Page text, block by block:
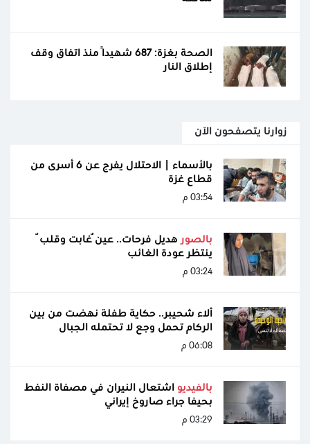
الصحة بغزة: 687 شهيدًا منذ اتفاق وقف
إطلاق النار
زوارنا يتصفحون الآن
بالأسماء | الاحتلال يفرج عن 6 أسرى من
قطاع غزة
03:54 م
بالصور هديل فرحات.. عينٌ غابت وقلبٌ
ينتظر عودة الغائب
03:24 م
ألاء شحيبر.. حكاية طفلة نهضت من بين
الركام تحمل وجع لا تحتمله الجبال
06:08 م
بالفيديو اشتعال النيران في مصفاة النفط
بحيفا جراء صاروخ إيراني
03:29 م